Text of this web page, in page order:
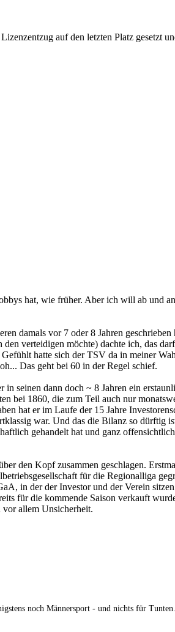
auf den letzten Platz gesetzt
hat, wie früher. Aber ich will ab und
damals vor 7 oder 8 Jahren
verteidigen möchte) dachte ich, das
hatte sich der TSV da in meiner
Das geht bei 60 in der Regel schief.
seinen dann doch ~ 8 Jahren ein
bei 1860, die zum Teil auch nur
hat er im Laufe der 15 Jahre
war. Und das die Bilanz so dürftig
gehandelt hat und ganz
den Kopf zusammen geschlagen.
für die Regionalliga
in der der Investor und der Verein
für die kommende Saison verkauft
vor allem Unsicherheit.
noch Männersport - und nichts für